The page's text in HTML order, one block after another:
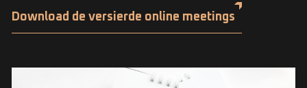
Download de versierde online meetings